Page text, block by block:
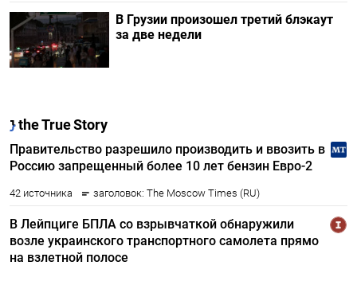
В Грузии произошел третий блэкаут
за две недели